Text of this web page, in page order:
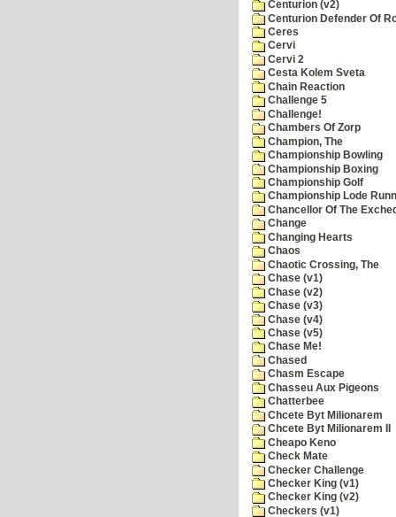
Centurion (v2)
Centurion Defender Of
Ceres
Cervi
Cervi 2
Cesta Kolem Sveta
Chain Reaction
Challenge 5
Challenge!
Chambers Of Zorp
Champion, The
Championship Bowling
Championship Boxing
Championship Golf
Championship Lode
Chancellor Of The
Change
Changing Hearts
Chaos
Chaotic Crossing, The
Chase (v1)
Chase (v2)
Chase (v3)
Chase (v4)
Chase (v5)
Chase Me!
Chased
Chasm Escape
Chasseu Aux Pigeons
Chatterbee
Chcete Byt Milionarem
Chcete Byt Milionarem II
Cheapo Keno
Check Mate
Checker Challenge
Checker King (v1)
Checker King (v2)
Checkers (v1)